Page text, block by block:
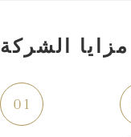
مزايا الشركة
01